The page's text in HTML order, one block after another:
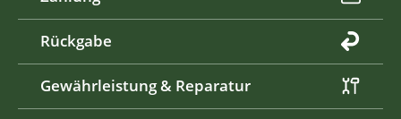
Rückgabe
Gewährleistung & Reparatur